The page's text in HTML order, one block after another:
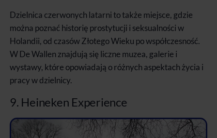
Dzielnica czerwonych latarni to także miejsce, gdzie
można poznać historię prostytucji i seksualności w
Holandii, od czasów Złotego Wieku po współczesność.
W De Wallen znajdują się liczne muzea, galerie i
wystawy, które opowiadają o różnych aspektach życia i
pracy w dzielnicy.
9. Heineken Experience